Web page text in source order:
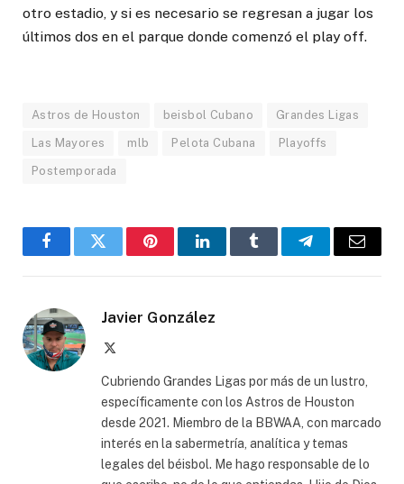
otro estadio, y si es necesario se regresan a jugar los
últimos dos en el parque donde comenzó el play off.
Astros de Houston beisbol Cubano Grandes Ligas
Las Mayores mlb Pelota Cubana Playoffs
Postemporada
FacebookTwitter PinterestLinkedInTumblr TelegramEmail
Javier González
Cubriendo Grandes Ligas por más de un lustro,
específicamente con los Astros de Houston
desde 2021. Miembro de la BBWAA, con marcado
interés en la sabermetría, analítica y temas
legales del béisbol. Me hago responsable de lo